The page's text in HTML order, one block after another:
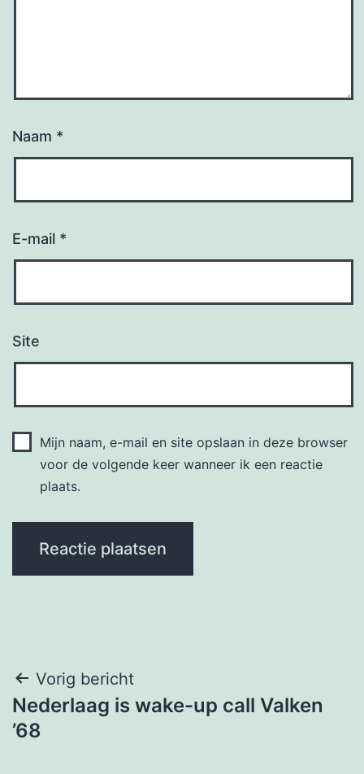
Naam *
E-mail *
Site
Mijn naam, e-mail en site opslaan in deze browser
voor de volgende keer wanneer ik een reactie
plaats.
Bericht
navigatie
Vorig bericht
Nederlaag is wake-up call Valken
’68